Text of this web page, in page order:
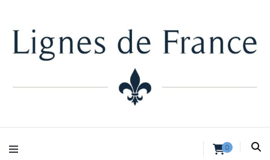
Lignes de France 0